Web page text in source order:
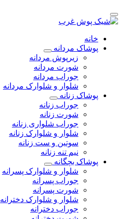
خانه
پوشاک مردانه
زیرپوش مردانه
شورت مردانه
جوراب مردانه
شلوار و شلوارک مردانه
پوشاک زنانه
جوراب زنانه
شورت زنانه
جوراب شلواری زنانه
شلوار و شلوارک زنانه
سوتین و ست زنانه
نیم تنه زنانه
پوشاک بچگانه
شلوار و شلوارک پسرانه
جوراب پسرانه
شورت پسرانه
شلوار و شلوارک دخترانه
جوراب دخترانه